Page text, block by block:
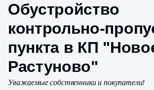
Обустройство
контрольно-
пункта в КП
Растуново"
Уважаемые собственники и покупатели!